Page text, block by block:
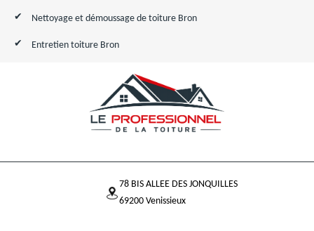
Nettoyage et démoussage de toiture Bron
Entretien toiture Bron
78 BIS ALLEE DES JONQUILLES
69200 Venissieux